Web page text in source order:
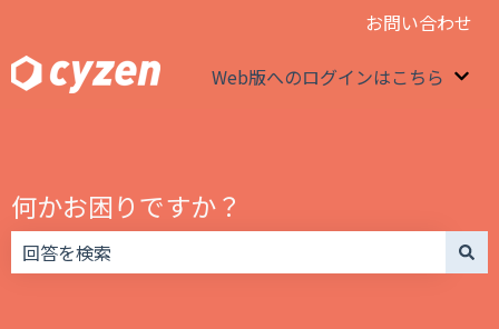
お問い合わせ
Web版へのログインはこちら
何かお困りですか？